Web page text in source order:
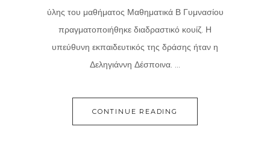
ύλης του μαθήματος Μαθηματικά Β Γυμνασίου
πραγματοποιήθηκε διαδραστικό κουίζ. Η
υπεύθυνη εκπαιδευτικός της δράσης ήταν η
Δεληγιάννη Δέσποινα. ...
CONTINUE READING